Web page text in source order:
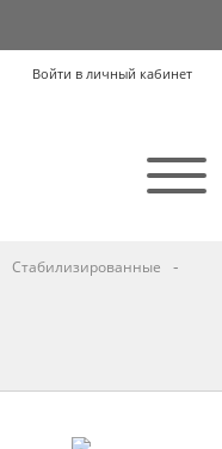
Войти в личный кабинет
Cтабилизированные -